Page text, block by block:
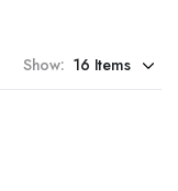
Show: